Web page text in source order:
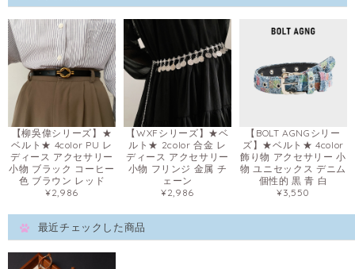
【柳吳偉シリーズ】★
ベルト★ 4color PU レ
ディース アクセサリー
小物 ブラック コーヒー
色 ブラウン レッド
¥2,986
【WXFシリーズ】★ベ
ルト★ 2color 合金 レ
ディース アクセサリー
小物 フリンジ 金属 チ
ェーン
¥2,986
【BOLT AGNGシリー
ズ】★ベルト★ 4color
飾り物 アクセサリー 小
物 ユニセックス デニム
個性的 黒 青 白
¥3,550
最近チェックした商品